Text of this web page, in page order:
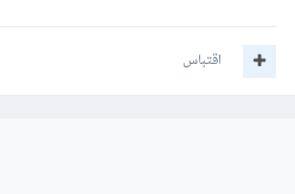
اقتباس